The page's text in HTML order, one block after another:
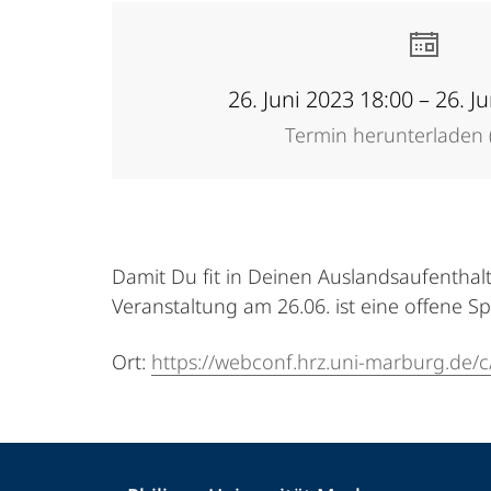
26. Juni 2023 18:00 – 26.
Termin herunterladen
Damit Du fit in Deinen
Veranstaltung am 26.06. ist eine offene
Ort: https://webconf.hrz.uni-marburg.de/
Kontaktinformationen